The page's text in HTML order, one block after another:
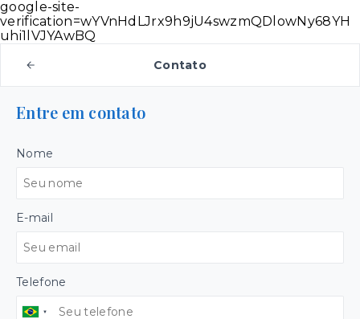
google-site-
verification=wYVnHdLJrx9h9jU4swzmQDlowNy68YH
uhi1lVJYAwBQ
Contato
Entre em contato
Nome
E-mail
Telefone